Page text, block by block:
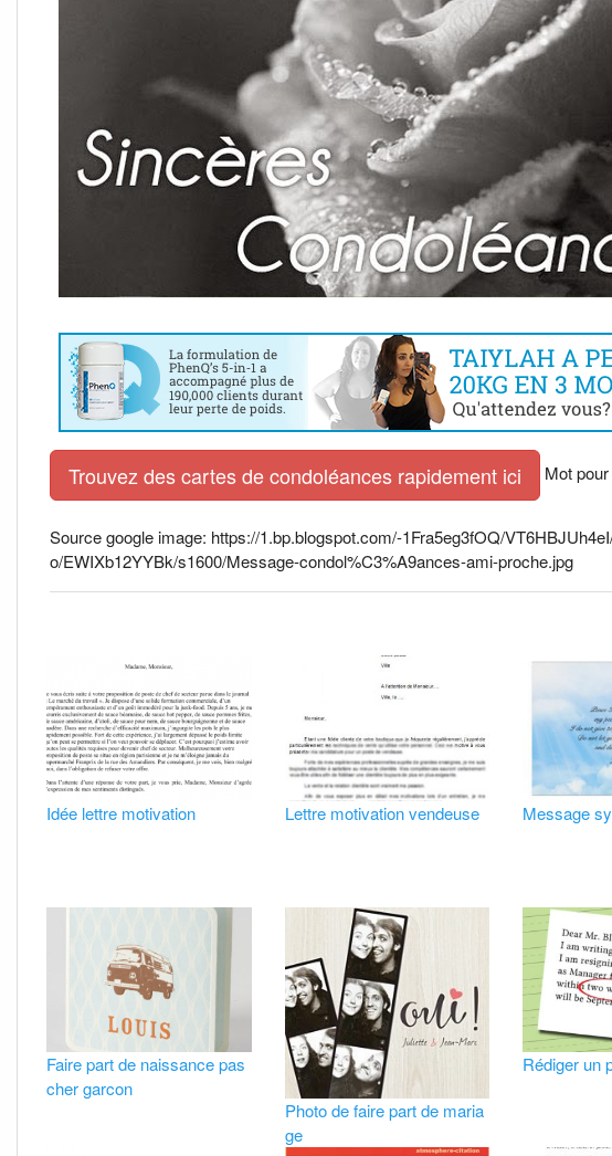
Trouvez des cartes de condoléances rapidement ici Mot
Source google image: https://1.bp.blogspot.com/-1Fra5eg3fOQ/
o/EWIXb12YYBk/s1600/Message-condol%C3%A9ances-ami-proche.jpg
Idée lettre motivation Lettre motivation vendeuse Message
Faire part de naissance pas
cher garcon
Photo de faire part de maria
ge
Rédiger un